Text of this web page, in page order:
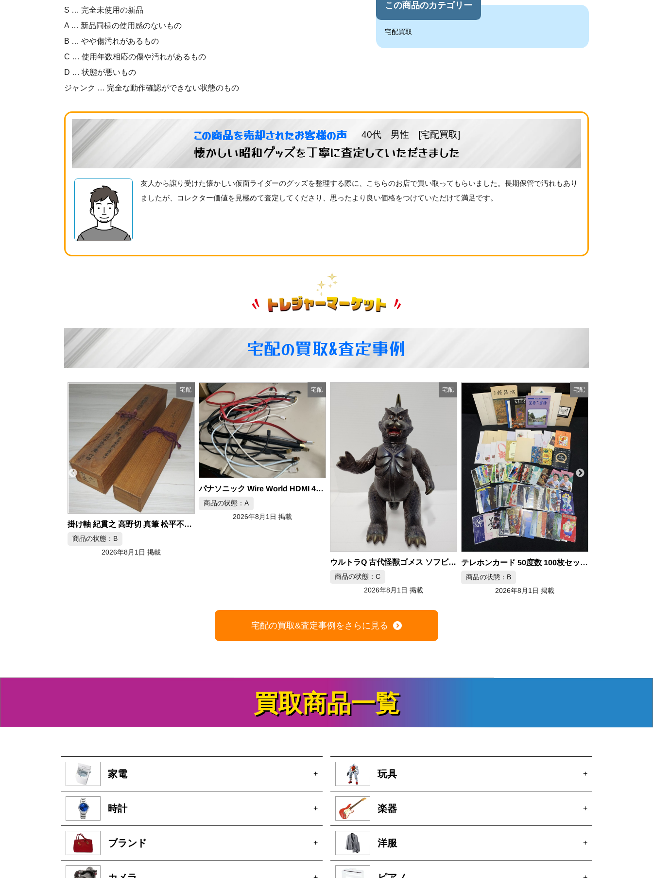
この商品のカテゴリー
宅配買取
S … 完全未使用の新品
A … 新品同様の使用感のないもの
B … やや傷汚れがあるもの
C … 使用年数相応の傷や汚れがあるもの
D … 状態が悪いもの
ジャンク … 完全な動作確認ができない状態のもの
この商品を売却されたお客様の声 40代 男性 [宅配買取]
懐かしい昭和グッズを丁寧に査定していただきました
友人から譲り受けた懐かしい仮面ライダーのグッズを整理する際に、こちらのお店で買い取ってもらいました。長期保管で汚れもあり
ましたが、コレクター価値を見極めて査定してくださり、思ったより良い価格をつけていただけて満足です。
宅配の買取&査定事例
宅配
商品の状態：A
宅配 宅配
テレホンカード 50度数 100枚セット テレカ コレクション
商品の状態：B
2026年8月1日 掲載
宅配
THE BEATLES ビートルズ リミテッドエディション 腕時計 4本セット
商品の状態：C
宅配の買取&査定事例をさらに見る
買取商品一覧
家電 +
時計 +
ブランド +
玩具 +
楽器 +
洋服 +